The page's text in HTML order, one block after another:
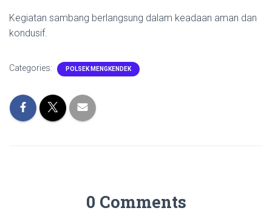
Kegiatan sambang berlangsung dalam keadaan aman dan
kondusif.
Categories: POLSEK MENGKENDEK
0 Comments